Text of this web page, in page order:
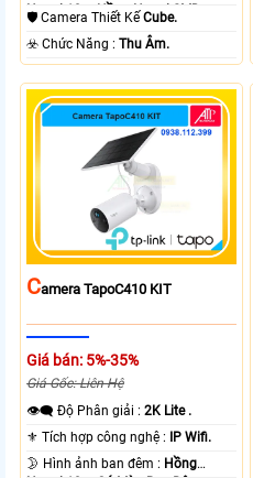
Ngoại 10m Hồng Ngoại SMD.
🛡 Camera Thiết KếCube.
️☣️ Chức Năng :Thu Âm.
CAmera TapoC410 KIT
Giá bán: 5%-35%
Giá Gốc: Liên Hệ
👁️‍🗨 Độ Phân giải :2K Lite .
⚜️ Tích hợp công nghệ : IP Wifi.
🌛 Hình ảnh ban đêm : Hồng